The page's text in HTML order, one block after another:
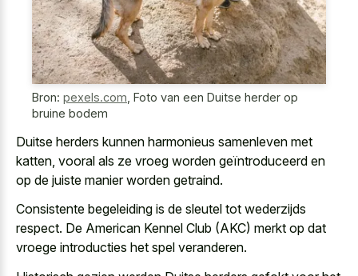
Bron: pexels.com Foto van een Duitse herder op
bruine bodem
Duitse herders kunnen harmonieus samenleven met
katten, vooral als ze vroeg worden geïntroduceerd en
op de juiste manier worden getraind.
Consistente begeleiding is de sleutel tot wederzijds
respect. De American Kennel Club (AKC) merkt op dat
vroege introducties het spel veranderen.